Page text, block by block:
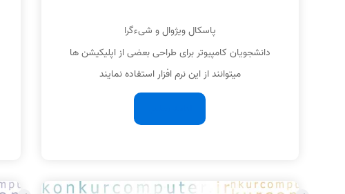
پاسکال ویژوال و شیءگرا
دانشجویان کامپیوتر برای طراحی بعضی از اپلیکیشن ها
میتوانند از این نرم افزار استفاده نمایند